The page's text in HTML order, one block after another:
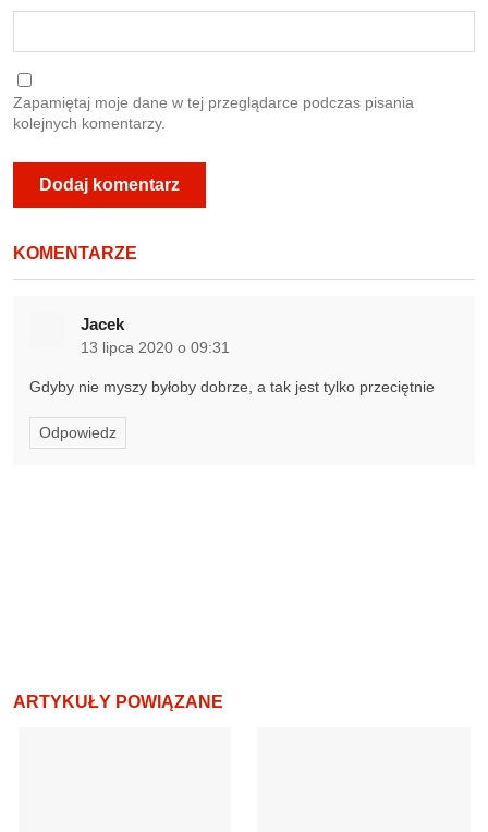
Zapamiętaj moje dane w tej przeglądarce podczas pisania
kolejnych komentarzy.
KOMENTARZE
Jacek
13 lipca 2020 o 09:31
Gdyby nie myszy byłoby dobrze, a tak jest tylko przeciętnie
Odpowiedz
ARTYKUŁY POWIĄZANE